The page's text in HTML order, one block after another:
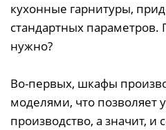
кухонные гарнитуры,
стандартных параметров.
нужно?
Во-первых, шкафы
моделями, что позволяет
производство, а значит, и